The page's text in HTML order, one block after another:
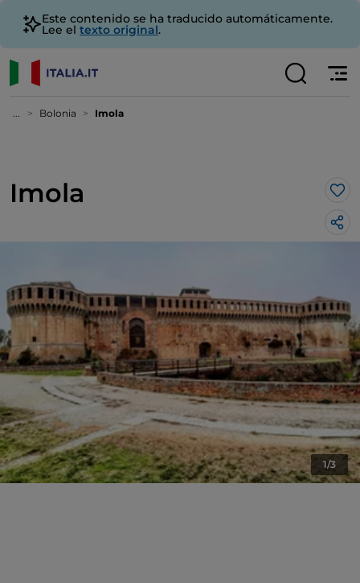
Este contenido se ha traducido automáticamente.
Lee el texto original.
... Bolonia Imola
Imola Me
1/3